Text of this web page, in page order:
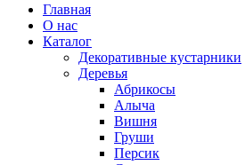
Главная
О нас
Каталог
Декоративные кустарники
Деревья
Абрикосы
Алыча
Вишня
Груши
Персик